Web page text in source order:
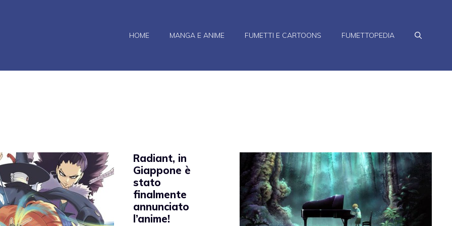
HOME MANGA E ANIME FUMETTI E CARTOONS FUMETTOPEDIA
Radiant, in
Giappone è
stato
finalmente
annunciato
l’anime!